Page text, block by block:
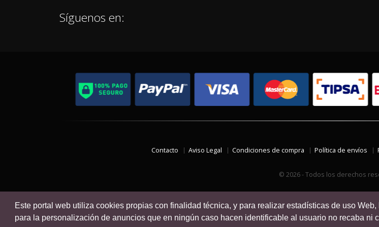
Este portal web utiliza cookies propias con finalidad técnica, y para realizar estadísticas de uso
para la personalización de anuncios que en ningún caso hacen identificable al usuario no recaba ni
Síguenos en:
Contacto Aviso Legal Condiciones de compra Política de envíos
© 2026 - Todos los derechos